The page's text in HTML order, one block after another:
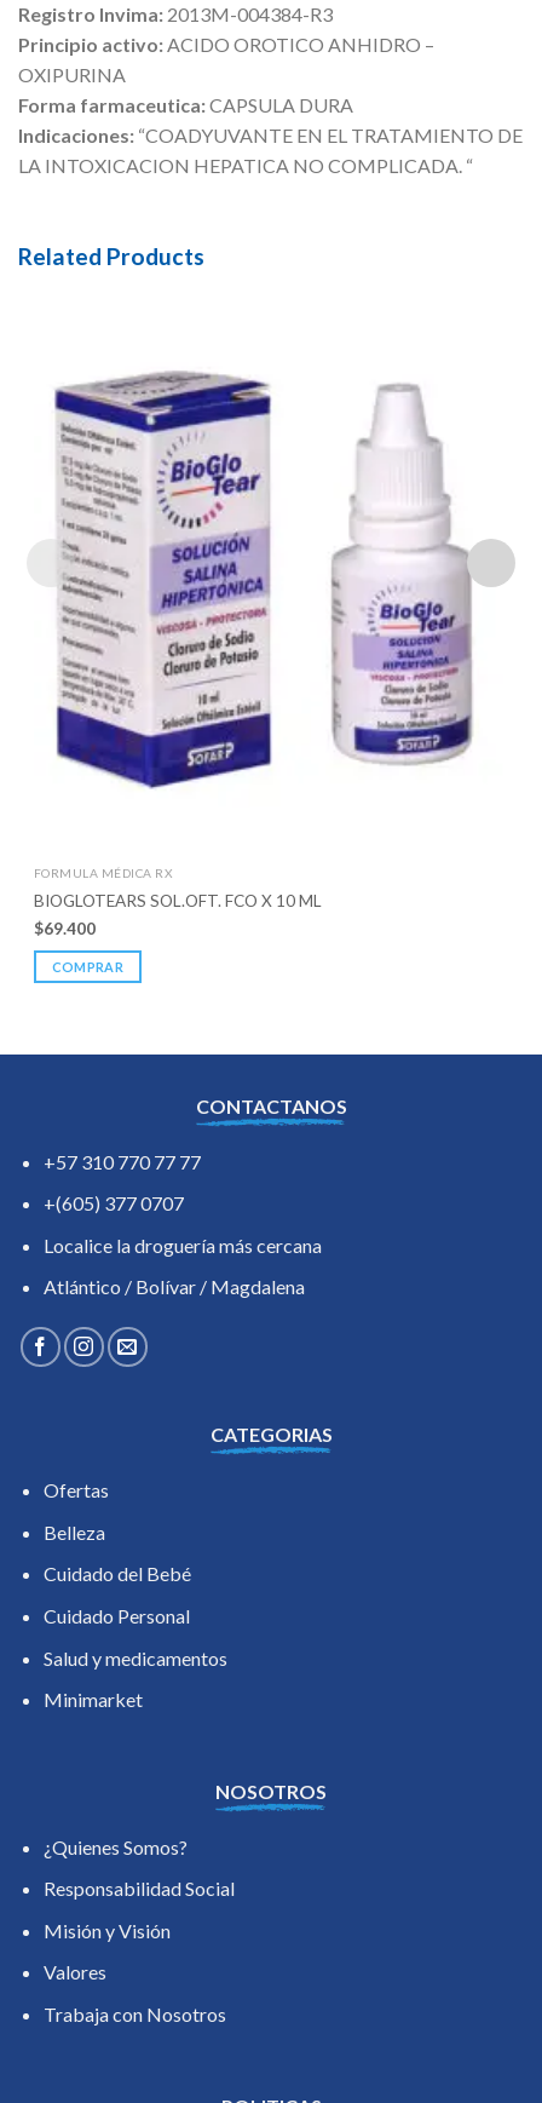
Registro Invima: 2013M-004384-R3
Principio activo:ACIDO OROTICO ANHIDRO –
OXIPURINA
Forma farmaceutica:CAPSULA DURA
Indicaciones: “COADYUVANTE EN EL TRATAMIENTO DE
LA INTOXICACION HEPATICA NO COMPLICADA. “
Related Products
FORMULA MÉDICA RX
BIOGLOTEARS SOL.OFT. FCO X 10 ML
$69.400
COMPRAR
CONTACTANOS
+57 310 770 77 77
+(605) 377 0707
Localice la droguería más cercana
Atlántico / Bolívar / Magdalena
CATEGORIAS
Ofertas
Belleza
Cuidado del Bebé
Cuidado Personal
Salud y medicamentos
Minimarket
NOSOTROS
¿Quienes Somos?
Responsabilidad Social
Misión y Visión
Valores
Trabaja con Nosotros